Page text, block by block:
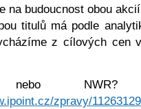
na budoucnost obou
titulů má podle
z cílových cen
nebo
zpravy/